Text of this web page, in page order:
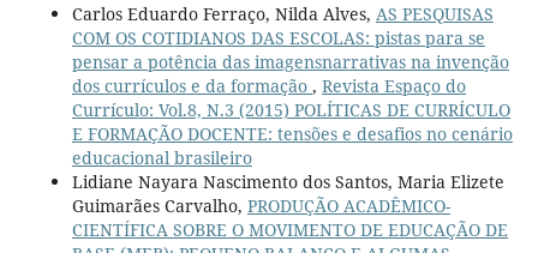
Carlos Eduardo Ferraço, Nilda Alves, AS PESQUISAS
COM OS COTIDIANOS DAS ESCOLAS: pistas para se
pensar a potência das imagensnarrativas na invenção
dos currículos e da formação , Revista Espaço do
Currículo: Vol.8, N.3 (2015) POLÍTICAS DE CURRÍCULO
E FORMAÇÃO DOCENTE: tensões e desafios no cenário
educacional brasileiro
Lidiane Nayara Nascimento dos Santos, Maria Elizete
Guimarães Carvalho, PRODUÇÃO ACADÊMICO-
CIENTÍFICA SOBRE O MOVIMENTO DE EDUCAÇÃO DE